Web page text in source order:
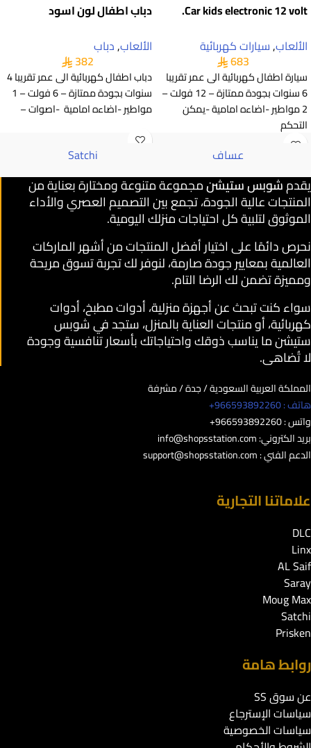
Car kids electronic 12 volt.
الألعاب,سيارات كهربائية
683
سيارة اطفال كهربائية الى عمر تقريبا
6 سنوات بجودة ممتازة – 12 فولت –
2 مواطير -اضاءه امامية -يمكن
التحكم
دباب اطفال لون اسود
الألعاب,دباب
382
دباب اطفال كهربائية الى عمر تقريبا 4
سنوات بجودة ممتازة – 6 فولت – 1
مواطير -اضاءه امامية -اصوات –
عساف Satchi
يقدمشوبس ستيشنمجموعة متنوعة ومختارة بعناية من
المنتجات عالية الجودة، تجمع بين التصميم العصري والأداء
الموثوق لتلبية كل احتياجات منزلك اليومية.
نحرص دائمًا على اختيار أفضل المنتجات من أشهر الماركات
العالمية بمعايير جودة صارمة، لنوفر لك تجربة تسوق مريحة
ومميزة تضمن لك الرضا التام.
سواء كنت تبحث عن أجهزة منزلية، أدوات مطبخ، أدوات
كهربائية، أو منتجات العناية بالمنزل، ستجد في شوبس
ستيشن ما يناسب ذوقك واحتياجاتك بأسعار تنافسية وجودة
لا تُضاهى.
المملكة العربية السعودية / جدة / مشرفة
هاتف : 966593892260+
واتس : 966593892260+
بريد الكتروني:info@shopsstation.com
الدعم الفني :support@shopsstation.com
علاماتنا التجارية
DLC
Linx
AL Saif
Saray
Moug Max
Satchi
Prisken
روابط هامة
عن سوق SS
سياسات الإسترجاع
سياسات الخصوصية